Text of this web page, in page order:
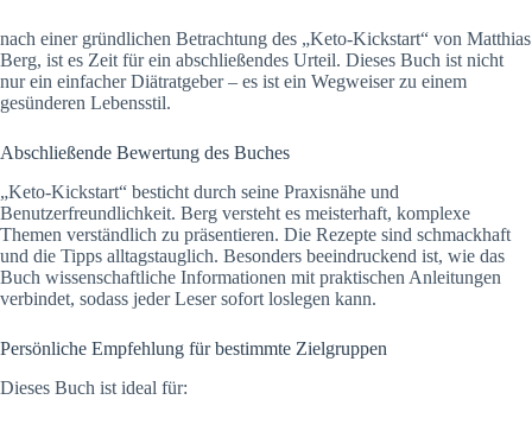
nach einer gründlichen Betrachtung des „Keto-Kickstart“ von Matthias
Berg, ist es Zeit für ein abschließendes Urteil. Dieses Buch ist nicht
nur ein einfacher Diätratgeber – es ist ein Wegweiser zu einem
gesünderen Lebensstil.
Abschließende Bewertung des Buches
„Keto-Kickstart“ besticht durch seine Praxisnähe und
Benutzerfreundlichkeit. Berg versteht es meisterhaft, komplexe
Themen verständlich zu präsentieren. Die Rezepte sind schmackhaft
und die Tipps alltagstauglich. Besonders beeindruckend ist, wie das
Buch wissenschaftliche Informationen mit praktischen Anleitungen
verbindet, sodass jeder Leser sofort loslegen kann.
Persönliche Empfehlung für bestimmte Zielgruppen
Dieses Buch ist ideal für: